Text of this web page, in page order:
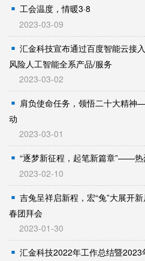
工会温度，情暖3·8
2023-03-09
汇金科技宣布通过百度智能云接
风险人工智能全系产品/服务
2023-03-02
肩负使命任务，领悟二十大精
动
2023-03-01
“逐梦新征程，起笔新篇章”——热
2023-02-10
吉兔呈祥启新程，宏“兔”大展
春团拜会
2023-01-30
汇金科技2022年工作总结暨